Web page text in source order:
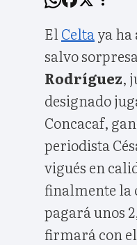
El Celta ya
salvo
Rodríguez,
designado
Concacaf,
periodista
vigués en
finalmente la
pagará unos
firmará con